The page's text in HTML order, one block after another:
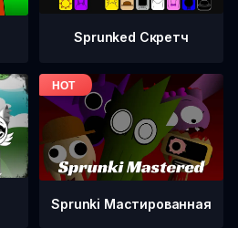
Sprunked Скретч
Sprunki Мастированная